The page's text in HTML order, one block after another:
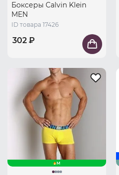
Боксеры Calvin Klein
MEN
ID товара 17426
302 ₽
M